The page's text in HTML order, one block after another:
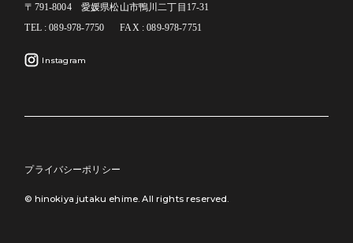
〒791-8004 愛媛県松山市鴨川二丁目17-31
TEL : 089-978-7750
FAX : 089-978-7751
Instagram
プライバシーポリシー
© hinokiya jutaku ehime. All rights reserved.